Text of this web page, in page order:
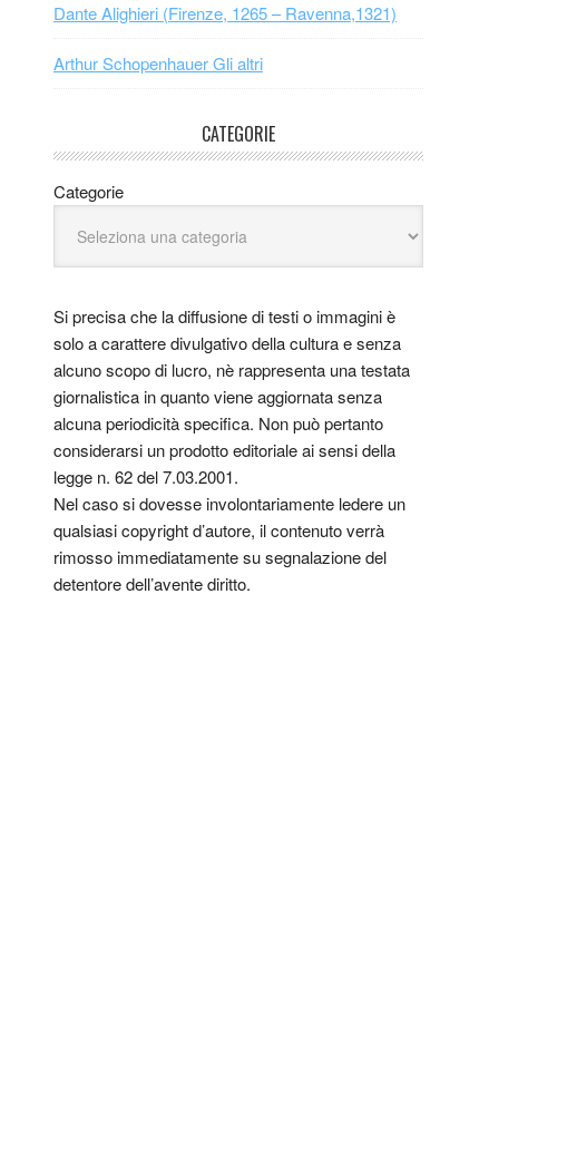
Dante Alighieri (Firenze, 1265 – Ravenna,1321)
Arthur Schopenhauer Gli altri
CATEGORIE
Categorie
Si precisa che la diffusione di testi o immagini è
solo a carattere divulgativo della cultura e senza
alcuno scopo di lucro, nè rappresenta una testata
giornalistica in quanto viene aggiornata senza
alcuna periodicità specifica. Non può pertanto
considerarsi un prodotto editoriale ai sensi della
legge n. 62 del 7.03.2001.
Nel caso si dovesse involontariamente ledere un
qualsiasi copyright d’autore, il contenuto verrà
rimosso immediatamente su segnalazione del
detentore dell’avente diritto.